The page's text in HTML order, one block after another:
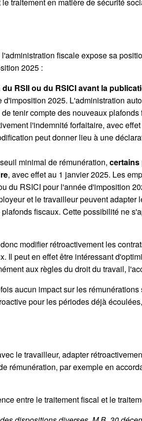
traitement en matière de sécurité
fiscale expose sa
2025 :
RSII ou du RSICI avant la
2025. L'administration
tenir compte des nouveaux
l'indemnité forfaitaire, avec
peut donner lieu à une
minimal de rémunération,certains
, avec effet au 1 janvier 2025. Les
du RSICI pour l'année d'imposition
et le travailleur peuvent
fiscaux. Cette possibilité ne
modifier rétroactivement les
Il peut en effet être intéressant
aux règles du droit du travail,
aucun impact sur les
pour les périodes déjà
le travailleur, adapter
rémunération, par exemple en
entre le traitement fiscal et le